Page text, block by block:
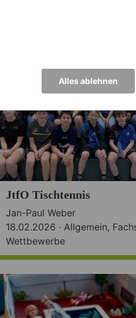
JtfO Tischtennis
Jan-Paul Weber
18.02.2026 · Allgemein,
Wettbewerbe
Alles ablehnen